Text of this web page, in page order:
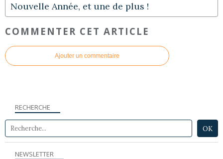
Nouvelle Année, et une de plus !
COMMENTER CET ARTICLE
Ajouter un commentaire
NEWSLETTER
RECHERCHE